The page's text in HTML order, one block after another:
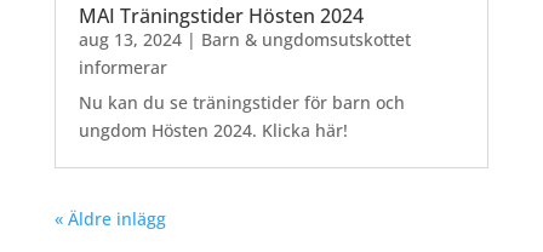
MAI Träningstider Hösten 2024
aug 13, 2024| Barn & ungdomsutskottet
informerar
Nu kan du se träningstider för barn och
ungdom Hösten 2024. Klicka här!
« Äldre inlägg